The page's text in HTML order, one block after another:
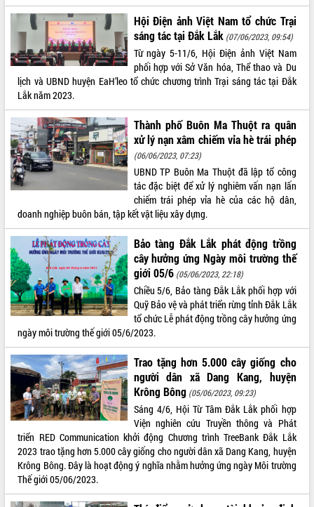
Không có file video nào để phát.
ALBUM ẢNH
LIÊN KẾT WEB
THỐNG KÊ TRUY CẬP
Hôm nay:
20366
Tất cả: 65996508
Hội Điện ảnh Việt Nam tổ chức Trại
sáng tác tại Đắk Lắk (07/06/2023, 09:54)
Từ ngày 5-11/6, Hội Điện ảnh Việt Nam
phối hợp với Sở Văn hóa, Thể thao và Du
lịch và UBND huyện EaH’leo tổ chức chương trình Trại sáng tác tại Đắk
Lắk năm 2023.
Thành phố Buôn Ma Thuột ra quân
xử lý nạn xâm chiếm vỉa hè trái phép
(06/06/2023, 07:23)
UBND TP Buôn Ma Thuột đã lập tổ công
tác đặc biệt để xử lý nghiêm vấn nạn lấn
chiếm trái phép vỉa hè của các hộ dân,
doanh nghiệp buôn bán, tập kết vật liệu xây dựng.
Bảo tàng Đắk Lắk phát động trồng
cây hưởng ứng Ngày môi trường thế
giới 05/6 (05/06/2023, 22:18)
Chiều 5/6, Bảo tàng Đắk Lắk phối hợp với
Quỹ Bảo vệ và phát triển rừng tỉnh Đắk Lắk
tổ chức Lễ phát động trồng cây hưởng ứng
ngày môi trường thế giới 05/6/2023.
Trao tặng hơn 5.000 cây giống cho
người dân xã Dang Kang, huyện
Krông Bông (05/06/2023, 09:23)
Sáng 4/6, Hội Từ Tâm Đắk Lắk phối hợp
Viện nghiên cứu Truyền thông và Phát
triển RED Communication khởi động Chương trình TreeBank Đắk Lắk
2023 trao tặng hơn 5.000 cây giống cho người dân xã Dang Kang, huyện
Krông Bông. Đây là hoạt động ý nghĩa nhằm hưởng ứng ngày Môi trường
Thế giới 05/06/2023.